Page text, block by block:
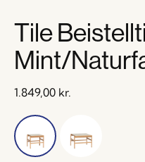
Tile
Mint/
1.849,00 kr.